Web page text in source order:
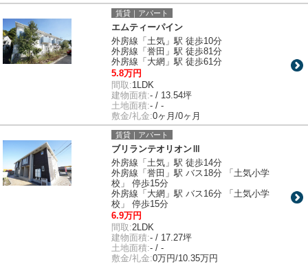
賃貸｜アパート
エムティーパイン
外房線「土気」駅 徒歩10分
外房線「誉田」駅 徒歩81分
外房線「大網」駅 徒歩61分
5.8万円
間取:1LDK
建物面積:- / 13.54坪
土地面積:- / -
敷金/礼金:0ヶ月/0ヶ月
賃貸｜アパート
ブリランテオリオンⅢ
外房線「土気」駅 徒歩14分
外房線「誉田」駅 バス18分 「土気小学
校」 停歩15分
外房線「大網」駅 バス16分 「土気小学
校」 停歩15分
6.9万円
間取:2LDK
建物面積:- / 17.27坪
土地面積:- / -
敷金/礼金:0万円/10.35万円